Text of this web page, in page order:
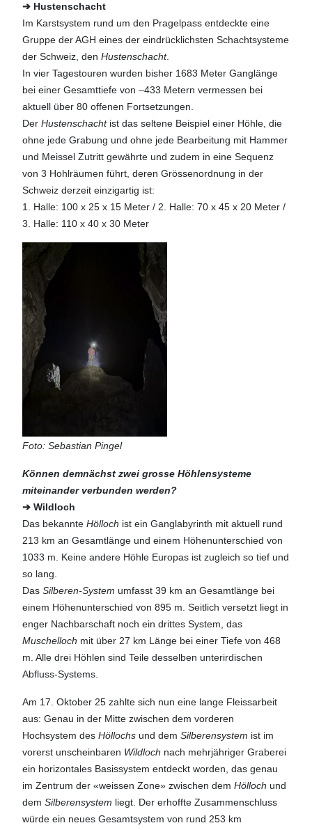
➔ Hustenschacht
Im Karstsystem rund um den Pragelpass entdeckte eine
Gruppe der AGH eines der eindrücklichsten Schachtsysteme
der Schweiz, den Hustenschacht.
In vier Tagestouren wurden bisher 1683 Meter Ganglänge
bei einer Gesamttiefe von –433 Metern vermessen bei
aktuell über 80 offenen Fortsetzungen.
Der Hustenschachtist das seltene Beispiel einer Höhle, die
ohne jede Grabung und ohne jede Bearbeitung mit Hammer
und Meissel Zutritt gewährte und zudem in eine Sequenz
von 3 Hohlräumen führt, deren Grössenordnung in der
Schweiz derzeit einzigartig ist:
1. Halle: 100 x 25 x 15 Meter / 2. Halle: 70 x 45 x 20 Meter /
3. Halle: 110 x 40 x 30 Meter
Foto: Sebastian Pingel
Können demnächst zwei grosse Höhlensysteme
miteinander verbunden werden?
➔ Wildloch
Das bekannte Hölloch ist ein Ganglabyrinth mit aktuell rund
213 km an Gesamtlänge und einem Höhenunterschied von
1033 m. Keine andere Höhle Europas ist zugleich so tief und
so lang.
Das Silberen-System umfasst 39 km an Gesamtlänge bei
einem Höhenunterschied von 895 m. Seitlich versetzt liegt in
enger Nachbarschaft noch ein drittes System, das
Muschelloch mit über 27 km Länge bei einer Tiefe von 468
m. Alle drei Höhlen sind Teile desselben unterirdischen
Abfluss-Systems.
Am 17. Oktober 25 zahlte sich nun eine lange Fleissarbeit
aus: Genau in der Mitte zwischen dem vorderen
Hochsystem des Höllochs und dem Silberensystem ist im
vorerst unscheinbaren Wildloch nach mehrjähriger Graberei
ein horizontales Basissystem entdeckt worden, das genau
im Zentrum der «weissen Zone» zwischen dem Hölloch und
dem Silberensystem liegt. Der erhoffte Zusammenschluss
würde ein neues Gesamtsystem von rund 253 km